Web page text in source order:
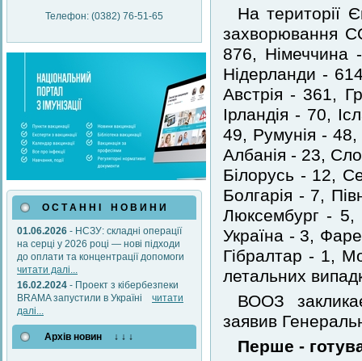
Телефон: (0382) 76-51-65
О С Т А Н Н І Н О В И Н И
01.06.2026 - НСЗУ: складні операції
на серці у 2026 році — нові підходи
до оплати та концентрації допомоги
читати далі...
16.02.2024 - Проект з кібербезпеки
BRAMA запустили в Україні читати
далі...
Архів новин ↓ ↓ ↓
На території
захворювання
876,
Нідерланди -
Австрія - 361,
Ірландія - 70,
49, Румунія - 48,
Албанія - 23,
Білорусь - 12,
Болгарія - 7,
Люксембург - 5,
Україна - 3,
Гібралтар - 1,
летальних
ВООЗ
заявив
Перше -